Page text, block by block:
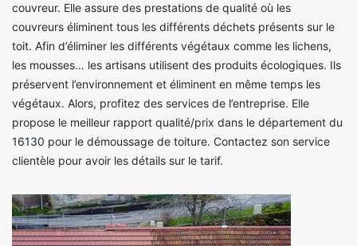
couvreur. Elle assure des prestations de qualité où les
couvreurs éliminent tous les différents déchets présents sur le
toit. Afin d’éliminer les différents végétaux comme les lichens,
les mousses… les artisans utilisent des produits écologiques. Ils
préservent l’environnement et éliminent en même temps les
végétaux. Alors, profitez des services de l’entreprise. Elle
propose le meilleur rapport qualité/prix dans le département du
16130 pour le démoussage de toiture. Contactez son service
clientèle pour avoir les détails sur le tarif.